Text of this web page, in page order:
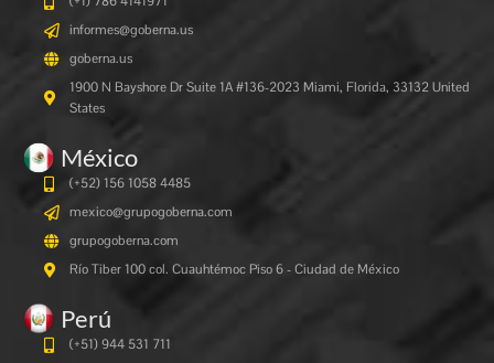
informes@goberna.us
goberna.us
1900 N Bayshore Dr Suite 1A #136-2023 Miami, Florida, 33132 United
States
México
(+52) 156 1058 4485
mexico@grupogoberna.com
grupogoberna.com
Río Tiber 100 col. Cuauhtémoc Piso 6 - Ciudad de México
Perú
(+51) 944 531 711